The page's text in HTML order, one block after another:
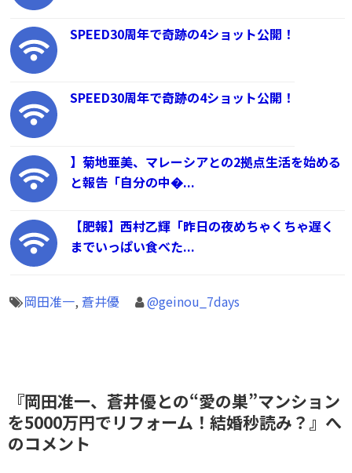
SPEED30周年で奇跡の4ショット公開！
SPEED30周年で奇跡の4ショット公開！
】菊地亜美、マレーシアとの2拠点生活を始める
と報告「自分の中�...
【肥報】西村乙輝「昨日の夜めちゃくちゃ遅く
までいっぱい食べた...
岡田准一, 蒼井優 @geinou_7days
『岡田准一、蒼井優との“愛の巣”マンション
を5000万円でリフォーム！結婚秒読み？』へ
のコメント